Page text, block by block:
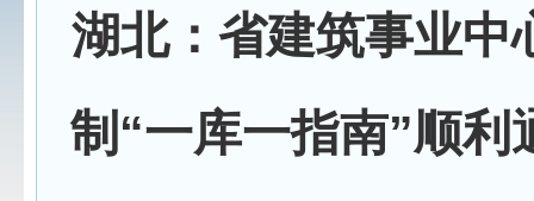
湖北：省建筑事业中
制“一库一指南”顺利